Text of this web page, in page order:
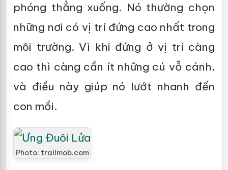
phóng thẳng xuống. Nó thường chọn
những nơi có vị trí đứng cao nhất trong
môi trường. Vì khi đứng ở vị trí càng
cao thì càng cần ít những cú vỗ cánh,
và điều này giúp nó lướt nhanh đến
con mồi.
Photo: trailmob.com